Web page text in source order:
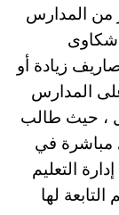
من المدارس
شكاوى
زيادة أو
المدارس
، حيث طالب
مباشرة في
التعليم
لها